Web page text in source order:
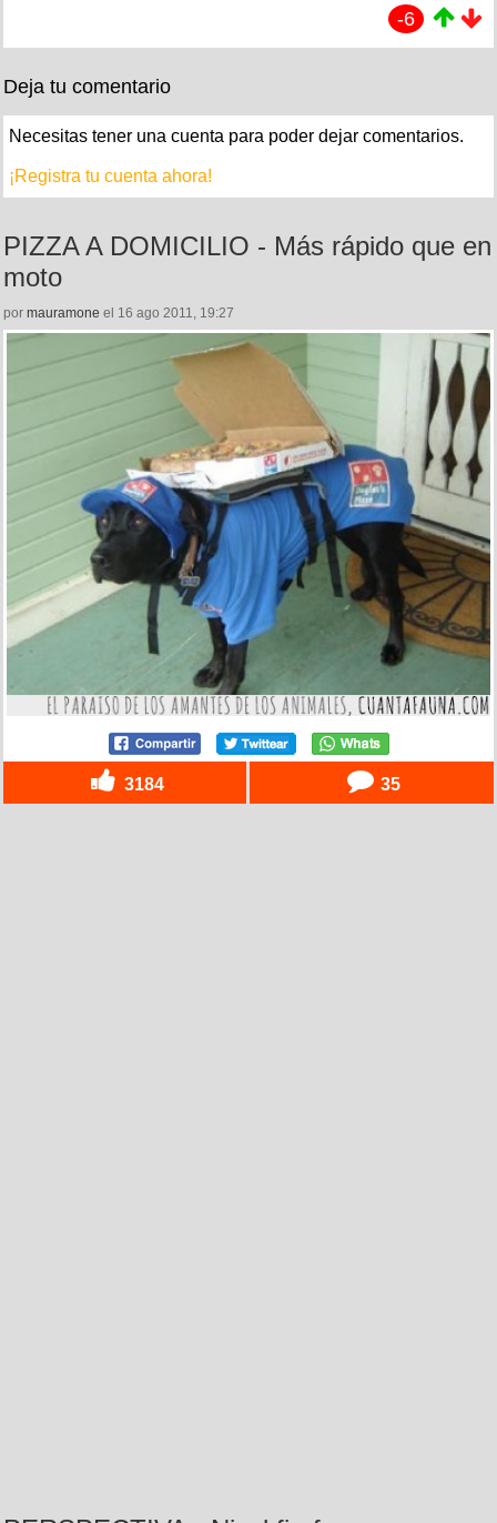
-6
Deja tu comentario
Necesitas tener una cuenta para poder dejar comentarios.
¡Registra tu cuenta ahora!
PIZZA A DOMICILIO - Más rápido que en
moto
por mauramone el 16 ago 2011, 19:27
3184 35